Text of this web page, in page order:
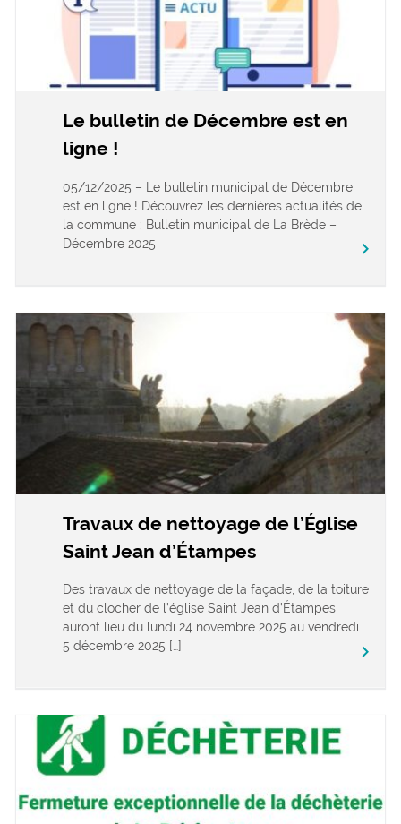
Le bulletin de Décembre est en
ligne !
05/12/2025 – Le bulletin municipal de Décembre
est en ligne ! Découvrez les dernières actualités de
la commune : Bulletin municipal de La Brède –
Décembre 2025
keyboard_arrow_right
Travaux de nettoyage de l’Église
Saint Jean d’Étampes
Des travaux de nettoyage de la façade, de la toiture
et du clocher de l’église Saint Jean d’Étampes
auront lieu du lundi 24 novembre 2025 au vendredi
5 décembre 2025 […]
keyboard_arrow_right